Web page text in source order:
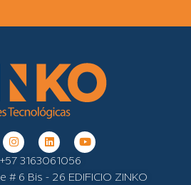
+57 3163061056
# 6 Bis - 26 EDIFICIO ZINKO